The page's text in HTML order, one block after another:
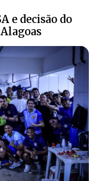
e decisão do